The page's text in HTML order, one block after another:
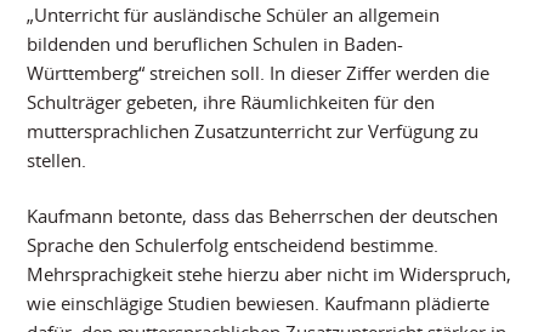
„Unterricht für ausländische Schüler an allgemein
bildenden und beruflichen Schulen in Baden-
Württemberg“ streichen soll. In dieser Ziffer werden die
Schulträger gebeten, ihre Räumlichkeiten für den
muttersprachlichen Zusatzunterricht zur Verfügung zu
stellen.
Kaufmann betonte, dass das Beherrschen der deutschen
Sprache den Schulerfolg entscheidend bestimme.
Mehrsprachigkeit stehe hierzu aber nicht im Widerspruch,
wie einschlägige Studien bewiesen. Kaufmann plädierte